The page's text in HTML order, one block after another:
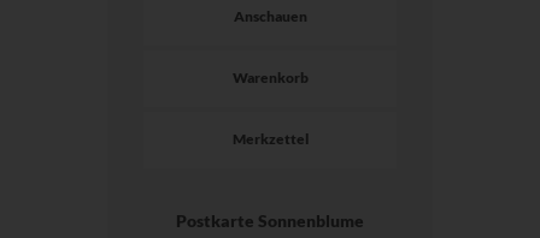
Anschauen
Warenkorb
Merkzettel
Postkarte Sonnenblume